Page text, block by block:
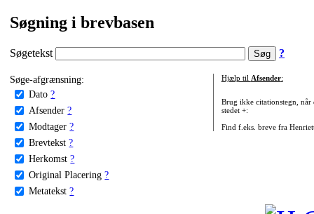
Søgning i brevbasen
Søgetekst ?
Søge-afgrænsning:
Dato ?
Afsender ?
Modtager ?
Brevtekst ?
Herkomst ?
Original Placering ?
Metatekst ?
Hjælp til Afsender:
Brug ikke citationstegn, når
stedet +:
Find f.eks. breve fra